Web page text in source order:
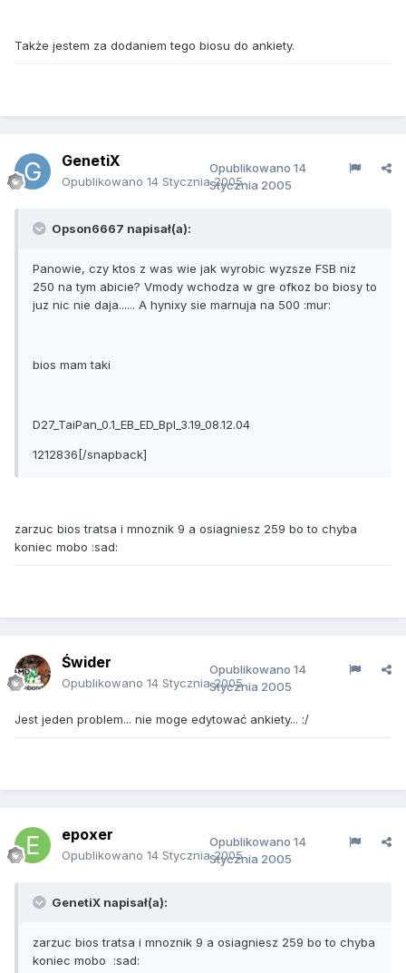
Także jestem za dodaniem tego biosu do ankiety.
GenetiX
Opublikowano 14 Stycznia 2005
Opublikowano 14
Stycznia 2005
Opson6667 napisał(a):
Panowie, czy ktos z was wie jak wyrobic wyzsze FSB niz
250 na tym abicie? Vmody wchodza w gre ofkoz bo biosy to
juz nic nie daja...... A hynixy sie marnuja na 500 :mur:
bios mam taki
D27_TaiPan_0.1_EB_ED_Bpl_3.19_08.12.04
1212836[/snapback]
zarzuc bios tratsa i mnoznik 9 a osiagniesz 259 bo to chyba
koniec mobo :sad:
Świder
Opublikowano 14 Stycznia 2005
Opublikowano 14
Stycznia 2005
Jest jeden problem... nie moge edytować ankiety... :/
epoxer
Opublikowano 14 Stycznia 2005
Opublikowano 14
Stycznia 2005
GenetiX napisał(a):
zarzuc bios tratsa i mnoznik 9 a osiagniesz 259 bo to chyba
koniec mobo :sad: